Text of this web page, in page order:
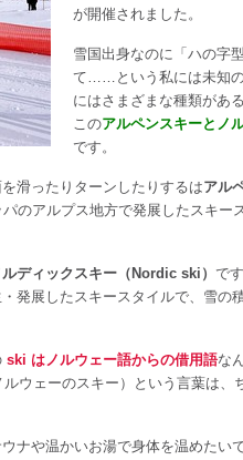
が開催されました。
雪国出身なのに「ハの字
て……という私には未知
にはさまざまな種類があ
このアルペンスキーとノ
です。
滑ったりターンしたりするはアル
のアルプス地方で発展したスキー
ルディックスキー（Nordic ski） で
発展したスキースタイルで、雪の
ski はノルウェー語からの借用語な
ルウェーのスキー）という言葉は、
ナや温かいお湯で身体を温めたいで